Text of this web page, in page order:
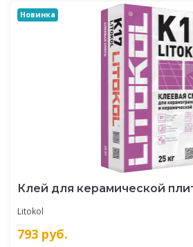
Новинка
Клей для керамической
Litokol
793 руб.